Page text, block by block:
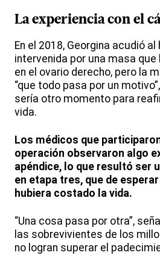
La experiencia con el
En el 2018, Georgina acudió
intervenida por una masa
en el ovario derecho, pero la
“que todo pasa por un
sería otro momento para
vida.
Los médicos que
operación observaron algo
apéndice, lo que resultó ser
en etapa tres, que de
hubiera costado la vida.
“Una cosa pasa por otra”,
las sobrevivientes de los
no logran superar el